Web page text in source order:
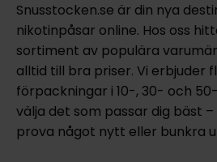
Snusstocken.se är din nya
nikotinpåsar online. Hos oss
sortiment av populära
alltid till bra priser. Vi erbjuder
förpackningar i 10-, 30- och
välja det som passar dig bäst
prova något nytt eller bunkra